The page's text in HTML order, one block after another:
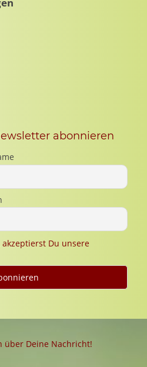
abonnieren
Du unsere
über Deine Nachricht!